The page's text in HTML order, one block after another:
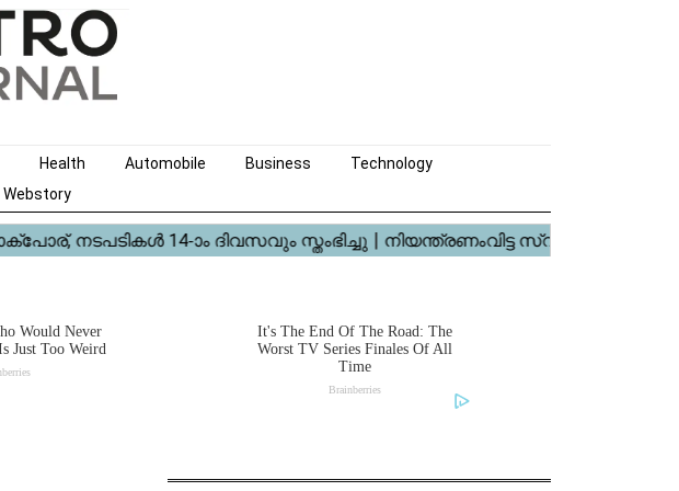
Health Automobile Business
Technology
Webstory